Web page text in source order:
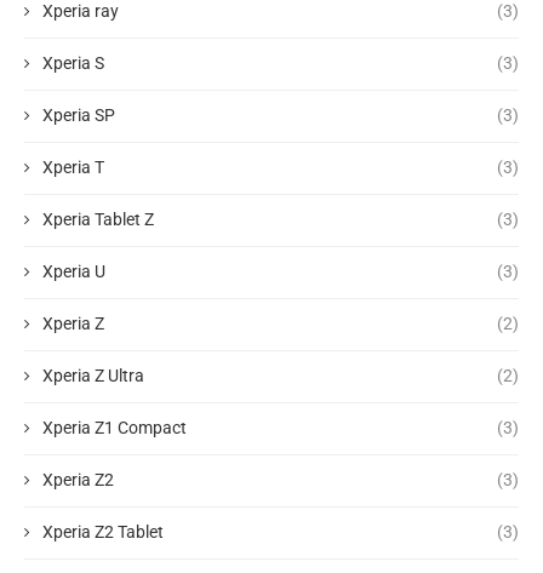
Xperia ray (3)
Xperia S (3)
Xperia SP (3)
Xperia T (3)
Xperia Tablet Z (3)
Xperia U (3)
Xperia Z (2)
Xperia Z Ultra (2)
Xperia Z1 Compact (3)
Xperia Z2 (3)
Xperia Z2 Tablet (3)